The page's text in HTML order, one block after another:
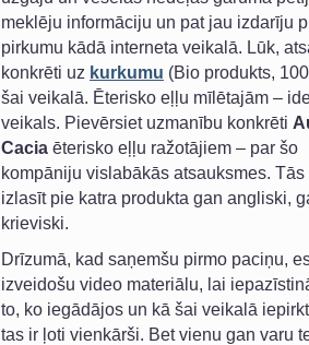
meklēju informāciju un pat jau izdarīju
pirkumu kādā interneta veikalā. Lūk,
konkrēti uz kurkumu (Bio produkts,
šai veikalā. Ēterisko eļļu mīlētajām –
veikals. Pievērsiet uzmanību konkrēti
Cacia ēterisko eļļu ražotājiem – par šo
kompāniju vislabākās atsauksmes. Tās
izlasīt pie katra produkta gan angliski,
krieviski.
Drīzumā, kad saņemšu pirmo paciņu,
izveidošu video materiālu, lai
to, ko iegādājos un kā šai veikalā
tas ir ļoti vienkārši. Bet vienu gan varu